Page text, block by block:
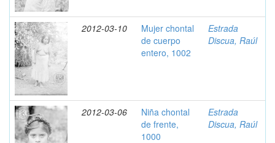
2012-03-10
Mujer chontal
de cuerpo
entero, 1002
Estrada
Discua, Raúl
2012-03-06
Niña chontal
de frente,
1000
Estrada
Discua, Raúl